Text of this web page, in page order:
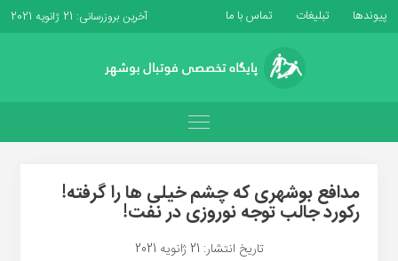
پیوندها تبلیغات تماس با ما آخرین بروزرسانی: 21 ژانویه 2021
مدافع بوشهری که چشم خیلی ها را گرفته!
رکورد جالب توجه نوروزی در نفت!
تاریخ انتشار: 21 ژانویه 2021